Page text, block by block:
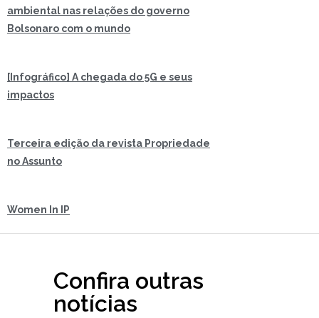
ambiental nas relações do governo
Bolsonaro com o mundo
[Infográfico] A chegada do 5G e seus
impactos
Terceira edição da revista Propriedade
no Assunto
Women In IP
Confira outras
notícias